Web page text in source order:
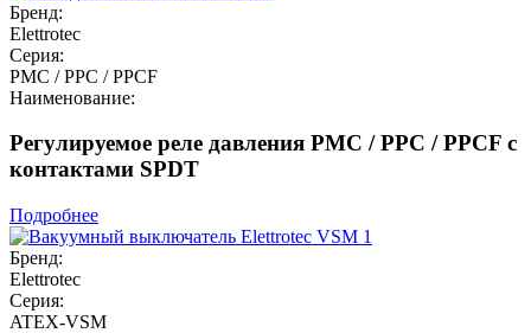
Бренд:
Elettrotec
Серия:
PMC / PPC / PPCF
Наименование:
Регулируемое реле давления PMC / PPC / PPCF с
контактами SPDT
Подробнее
Бренд:
Elettrotec
Серия:
ATEX-VSM